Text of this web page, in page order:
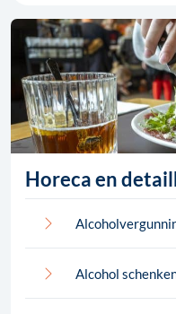
Horeca en
Alcohol